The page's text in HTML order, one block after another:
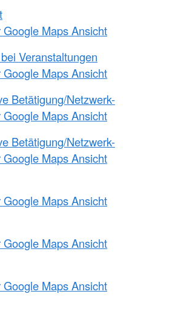
Google Maps Ansicht
Veranstaltungen
Google Maps Ansicht
Betätigung/Netzwerk-
Google Maps Ansicht
Betätigung/Netzwerk-
Google Maps Ansicht
Google Maps Ansicht
Google Maps Ansicht
Google Maps Ansicht